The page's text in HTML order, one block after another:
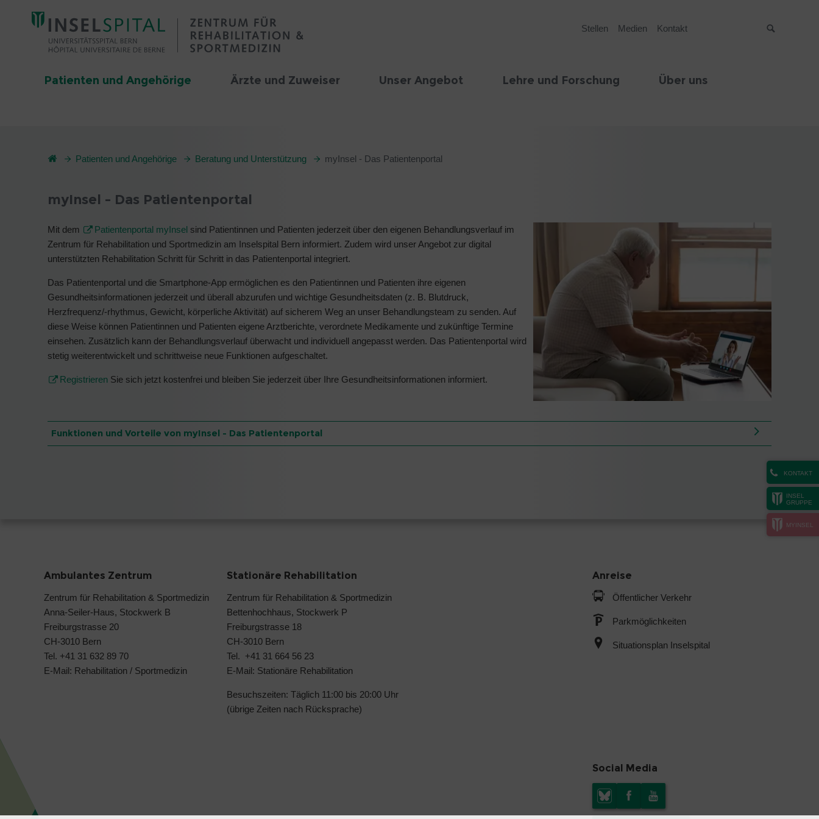
Stellen Medien Kontakt
Patienten und Angehörige Ärzte und Zuweiser Unser Angebot Lehre und Forschung Über uns
KONTAKT
INSEL
GRUPPE
MYINSEL
Patienten und Angehörige Beratung und Unterstützung myInsel - Das Patientenportal
myInsel - Das Patientenportal
Mit dem Patientenportal myInsel sind Patientinnen und Patienten jederzeit über den eigenen Behandlungsverlauf im
Zentrum für Rehabilitation und Sportmedizin am Inselspital Bern informiert. Zudem wird unser Angebot zur digital
unterstützten Rehabilitation Schritt für Schritt in das Patientenportal integriert.
Das Patientenportal und die Smartphone-App ermöglichen es den Patientinnen und Patienten ihre eigenen
Gesundheitsinformationen jederzeit und überall abzurufen und wichtige Gesundheitsdaten (z. B. Blutdruck,
Herzfrequenz/-rhythmus, Gewicht, körperliche Aktivität) auf sicherem Weg an unser Behandlungsteam zu senden. Auf
diese Weise können Patientinnen und Patienten eigene Arztberichte, verordnete Medikamente und zukünftige Termine
einsehen. Zusätzlich kann der Behandlungsverlauf überwacht und individuell angepasst werden. Das Patientenportal wird
stetig weiterentwickelt und schrittweise neue Funktionen aufgeschaltet.
Registrieren Sie sich jetzt kostenfrei und bleiben Sie jederzeit über Ihre Gesundheitsinformationen informiert.
Funktionen und Vorteile von myInsel - Das Patientenportal
Ambulantes Zentrum
Zentrum für Rehabilitation & Sportmedizin
Anna-Seiler-Haus, Stockwerk B
Freiburgstrasse 20
CH-3010 Bern
Tel. +41 31 632 89 70
E-Mail: Rehabilitation / Sportmedizin
Stationäre Rehabilitation
Zentrum für Rehabilitation & Sportmedizin
Bettenhochhaus, Stockwerk P
Freiburgstrasse 18
CH-3010 Bern
Tel. +41 31 664 56 23
E-Mail: Stationäre Rehabilitation
Besuchszeiten: Täglich 11:00 bis 20:00 Uhr
(übrige Zeiten nach Rücksprache)
Anreise
Öffentlicher Verkehr
Parkmöglichkeiten
Situationsplan Inselspital
Social Media